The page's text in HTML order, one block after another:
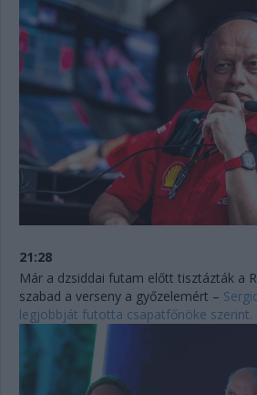
21:28
Már a dzsiddai futam előtt tisztázták a
szabad a verseny a győzelemért –
legjobbját futotta csapatfőnöke szerint.